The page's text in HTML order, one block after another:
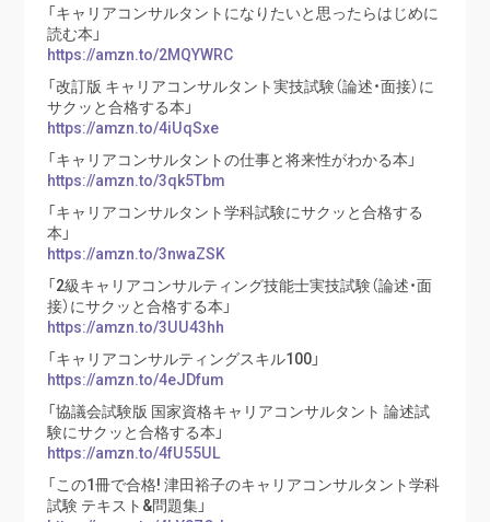
「キャリアコンサルタントになりたいと思ったらはじめに
読む本」
https://amzn.to/2MQYWRC
「改訂版 キャリアコンサルタント実技試験（論述・面接）に
サクッと合格する本」
https://amzn.to/4iUqSxe
「キャリアコンサルタントの仕事と将来性がわかる本」
https://amzn.to/3qk5Tbm
「キャリアコンサルタント学科試験にサクッと合格する
本」
https://amzn.to/3nwaZSK
「2級キャリアコンサルティング技能士実技試験（論述・面
接）にサクッと合格する本」
https://amzn.to/3UU43hh
「キャリアコンサルティングスキル100」
https://amzn.to/4eJDfum
「協議会試験版 国家資格キャリアコンサルタント 論述試
験にサクッと合格する本」
https://amzn.to/4fU55UL
「この1冊で合格! 津田裕子のキャリアコンサルタント学科
試験 テキスト&問題集」